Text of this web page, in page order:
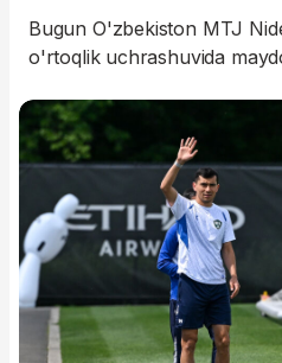
Bugun O'zbekiston MTJ
o'rtoqlik uchrashuvida